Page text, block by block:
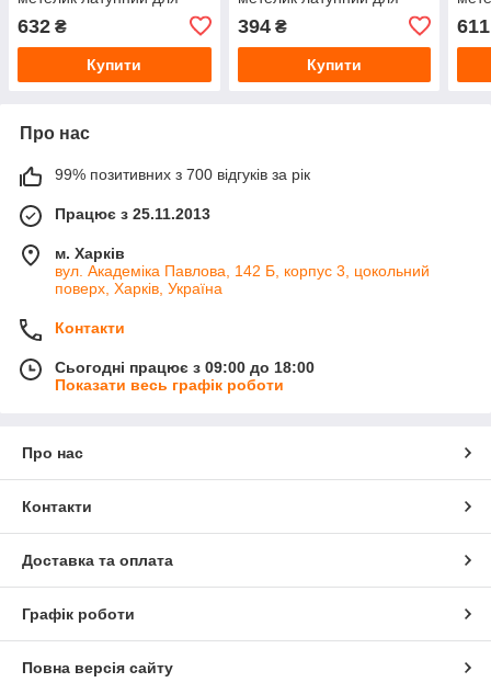
систем водопостачання та
опалення
632 ₴
Купити
систем водопостачання та
опалення
394₴
Купити
611
Про нас
99% позитивних з 700 відгуків за рік
Працює з 25.11.2013
м. Харків
вул. Академіка Павлова, 142 Б, корпус 3, цокольний
поверх, Харків, Україна
Контакти
Сьогодні працює з 09:00 до 18:00
Показати весь графік роботи
Про нас
Контакти
Доставка та оплата
Графік роботи
Повна версія сайту